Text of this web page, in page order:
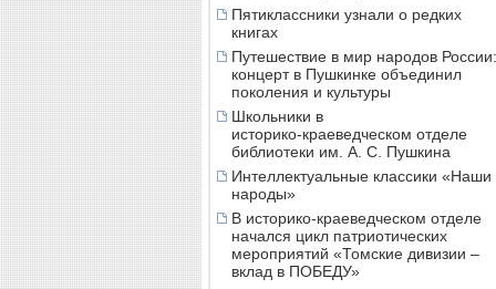
Пятиклассники узнали о редких
книгах
Путешествие в мир народов России:
концерт в Пушкинке объединил
поколения и культуры
Школьники в
историко‑краеведческом отделе
библиотеки им. А. С. Пушкина
Интеллектуальные классики «Наши
народы»
В историко-краеведческом отделе
начался цикл патриотических
мероприятий «Томские дивизии –
вклад в ПОБЕДУ»